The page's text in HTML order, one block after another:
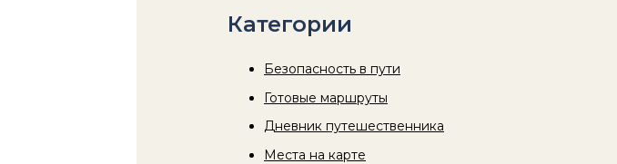
Категории
Безопасность в пути
Готовые маршруты
Дневник путешественника
Места на карте